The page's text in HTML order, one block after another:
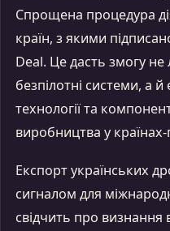
Спрощена процедура
країн, з якими
Deal. Це дасть змогу
безпілотні системи, а й
технології та
виробництва у
Експорт українських
сигналом для
свідчить про визнання